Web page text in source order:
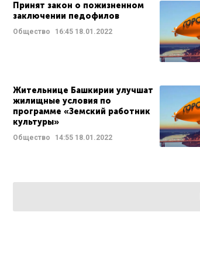
Принят закон о пожизненном
заключении педофилов
Общество 16:45 18.01.2022
Жительнице Башкирии улучшат
жилищные условия по
программе «Земский работник
культуры»
Общество 14:55 18.01.2022